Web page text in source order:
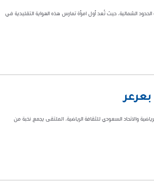
الشمالية، حيث تُعد أول امرأة تمارس هذه الهواية التقليدية في
عرعر، بتنظيم جمعية لياقة الرياضية والاتحاد السعودي للثقافة الرياضية، الملتقى يجمع نخبة من